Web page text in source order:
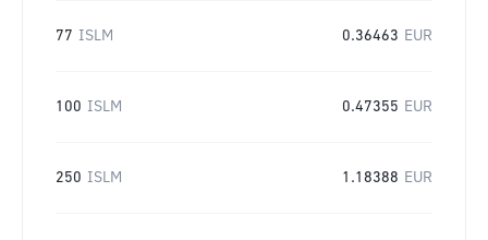
77 ISLM 0.36463 EUR
100 ISLM 0.47355 EUR
250 ISLM 1.18388 EUR